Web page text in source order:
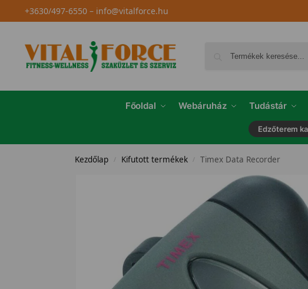
+3630/497-6550– info@vitalforce.hu
Főoldal Webáruház Tudástár
Edzőterem
Kezdőlap / Kifutott termékek / Timex Data Recorder